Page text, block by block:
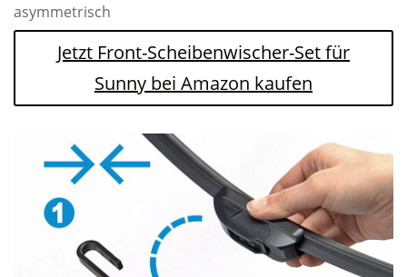
asymmetrisch
Jetzt Front-Scheibenwischer-Set für
Sunny bei Amazon kaufen